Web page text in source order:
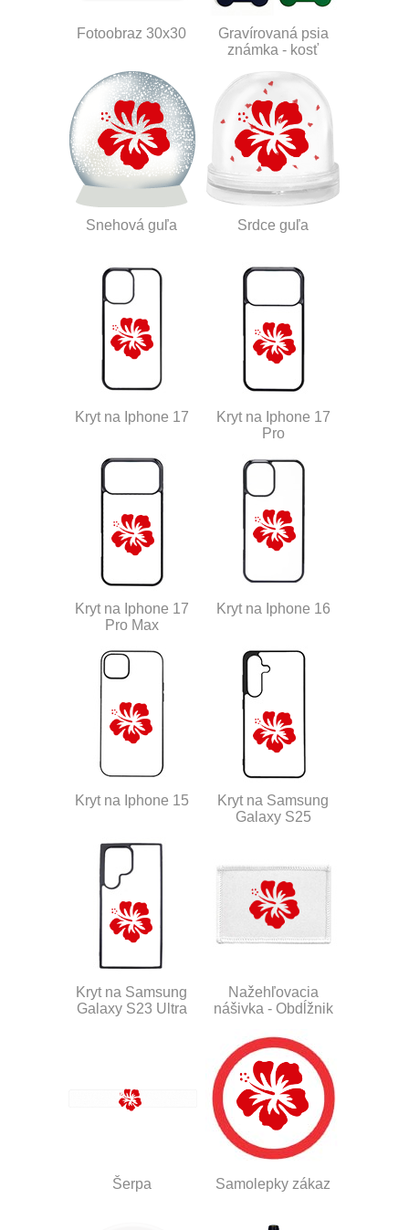
Fotoobraz 30x30
Gravírovaná psia
známka - kosť
Snehová guľa Srdce guľa
Kryt na Iphone 17
Kryt na Iphone 17
Pro
Kryt na Iphone 17
Pro Max
Kryt na Iphone 16
Kryt na Iphone 15
Kryt na Samsung
Galaxy S25
Kryt na Samsung
Galaxy S23 Ultra
Nažehľovacia
nášivka - Obdĺžnik
Šerpa Samolepky zákaz